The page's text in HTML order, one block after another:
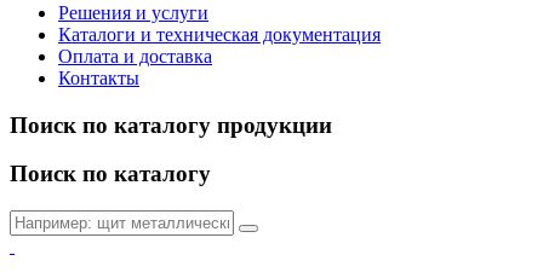
Решения и услуги
Каталоги и техническая документация
Оплата и доставка
Контакты
Поиск по каталогу продукции
Поиск по каталогу